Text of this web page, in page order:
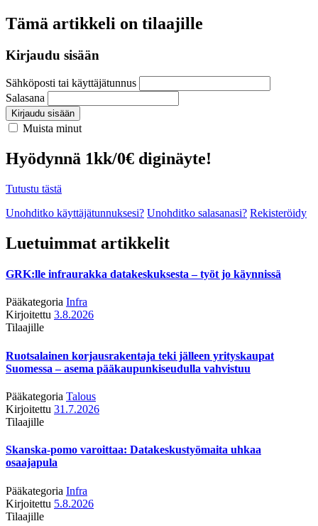
Tämä artikkeli on tilaajille
Kirjaudu sisään
Sähköposti tai käyttäjätunnus
Salasana
Kirjaudu sisään
Muista minut
Hyödynnä 1kk/0€ diginäyte!
Tutustu tästä
Unohditko käyttäjätunnuksesi? Unohditko salasanasi? Rekisteröidy
Luetuimmat artikkelit
GRK:lle infraurakka datakeskuksesta – työt jo käynnissä
Pääkategoria Infra
Kirjoitettu 3.8.2026
Tilaajille
Ruotsalainen korjausrakentaja teki jälleen yrityskaupat
Suomessa – asema pääkaupunkiseudulla vahvistuu
Pääkategoria Talous
Kirjoitettu 31.7.2026
Tilaajille
Skanska-pomo varoittaa: Datakeskustyömaita uhkaa
osaajapula
Pääkategoria Infra
Kirjoitettu 5.8.2026
Tilaajille